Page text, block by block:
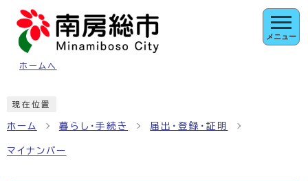
ページの先頭です
ホームへ
メニュー
現在位置
ホーム 暮らし・手続き 届出・登録・証明
マイナンバー